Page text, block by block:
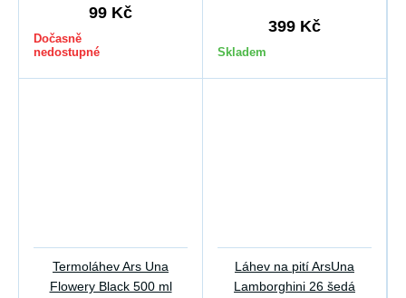
99 Kč
Dočasně
nedostupné
399 Kč
Skladem
Termoláhev Ars Una
Flowery Black 500 ml
Láhev na pití ArsUna
Lamborghini 26 šedá